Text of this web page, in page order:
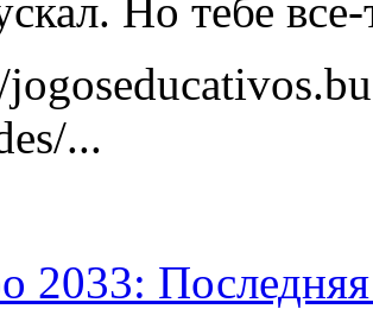
Но тебе
...
2033: